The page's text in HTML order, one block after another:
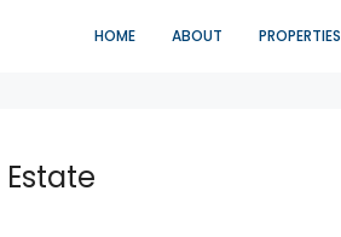
HOME ABOUT PROPERTIES